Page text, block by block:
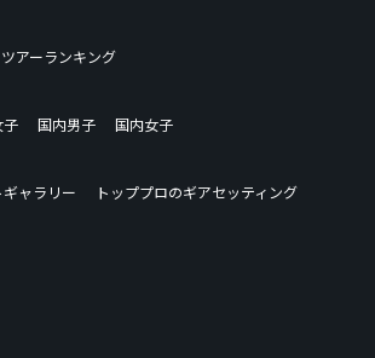
ツアーランキング
子 国内男子
国内女子
ャラリー
トッププロのギアセッティング